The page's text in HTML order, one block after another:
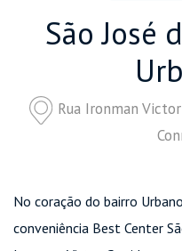
São José
Rua Ironman
No coração do bairro
conveniência Best Center